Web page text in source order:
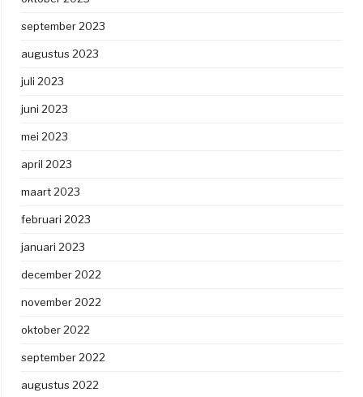
september 2023
augustus 2023
juli 2023
juni 2023
mei 2023
april 2023
maart 2023
februari 2023
januari 2023
december 2022
november 2022
oktober 2022
september 2022
augustus 2022